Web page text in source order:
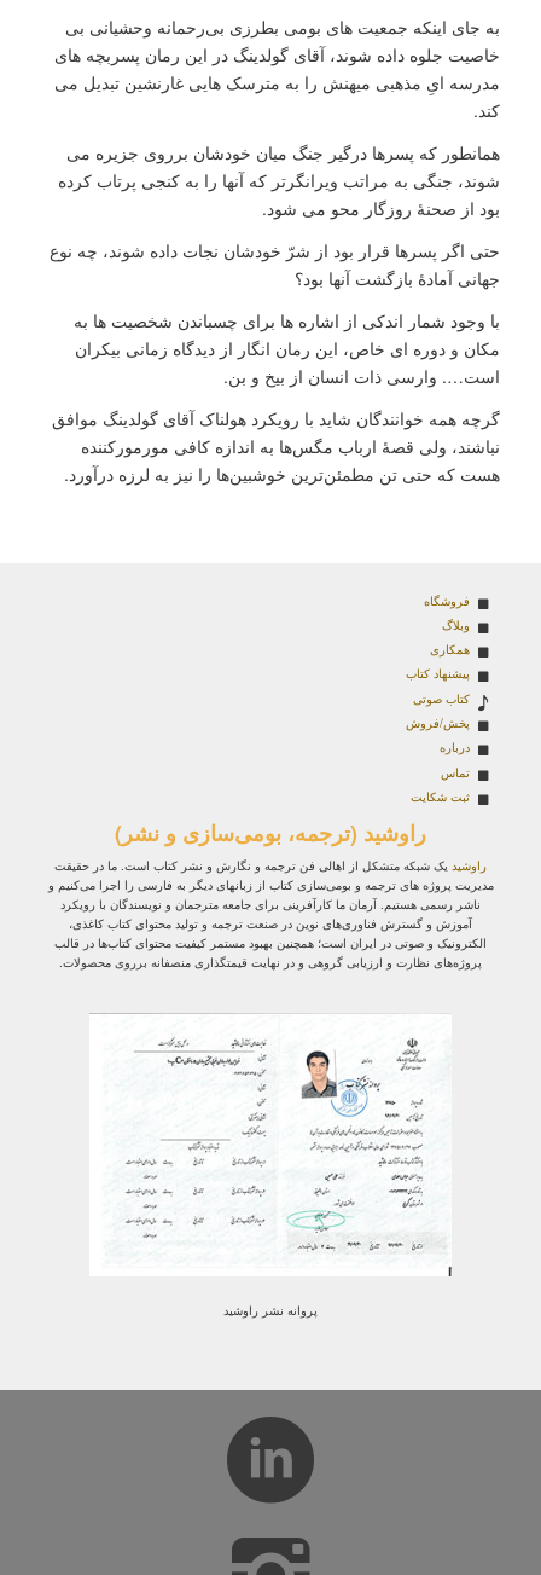
به جای اینکه جمعیت های بومی بطرزی بی‌رحمانه وحشیانی بی
خاصیت جلوه داده شوند، آقای گولدینگ در این رمان پسربچه های
مدرسه ایِ مذهبی میهنش را به مترسک هایی غارنشین تبدیل می
کند.
همانطور که پسرها درگیر جنگ میان خودشان برروی جزیره می
شوند، جنگی به مراتب ویرانگرتر که آنها را به کنجی پرتاب کرده
بود از صحنۀ روزگار محو می شود.
حتی اگر پسرها قرار بود از شرّ خودشان نجات داده شوند، چه نوع
جهانی آمادۀ بازگشت آنها بود؟
با وجود شمار اندکی از اشاره ها برای چسباندن شخصیت ها به
مکان و دوره ای خاص، این رمان انگار از دیدگاه زمانی بیکران
است…. وارسی ذات انسان از بیخ و بن.
گرچه همه خوانندگان شاید با رویکرد هولناک آقای گولدینگ موافق
نباشند، ولی قصۀ ارباب مگس‌ها به اندازه کافی مورمورکننده
هست که حتی تن مطمئن‌ترین خوشبین‌ها را نیز به لرزه درآورد.
فروشگاه
وبلاگ
همکاری
پیشنهاد کتاب
کتاب صوتی
پخش/فروش
درباره
تماس
ثبت شکایت
راوشید (ترجمه، بومی‌سازی و نشر)
راوشید یک شبکه متشکل از اهالی فن ترجمه و نگارش و نشر کتاب است. ما در حقیقت
مدیریت پروژه‌ های ترجمه و بومی‌سازی کتاب از زبانهای دیگر به فارسی را اجرا می‌کنیم و
ناشر رسمی هستیم. آرمان ما کارآفرینی برای جامعه مترجمان و نویسندگان با رویکرد
آموزش و گسترش فناوری‌های نوین در صنعت ترجمه و تولید محتوای کتاب کاغذی،
الکترونیک و صوتی در ایران است؛ همچنین بهبود مستمر کیفیت محتوای کتاب‌ها در قالب
پروژه‌های نظارت و ارزیابی گروهی و در نهایت قیمتگذاری منصفانه برروی محصولات.
پروانه نشر راوشید